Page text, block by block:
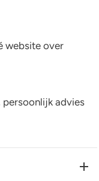
website over
advies